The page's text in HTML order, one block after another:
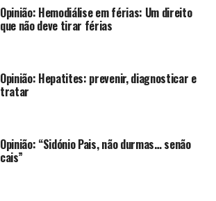
Opinião: Hemodiálise em férias: Um direito
que não deve tirar férias
Opinião: Hepatites: prevenir, diagnosticar e
tratar
Opinião: “Sidónio Pais, não durmas… senão
cais”